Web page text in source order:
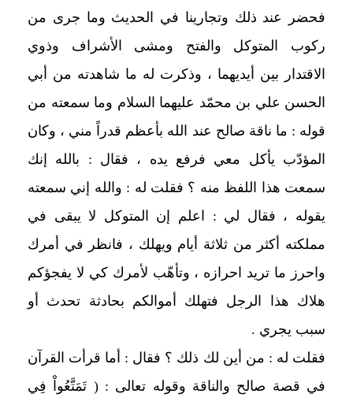
فحضر عند ذلك وتجارينا في الحديث وما جرى من
ركوب المتوكل والفتح ومشى الأشراف وذوي
الاقتدار بين أيديهما ، وذكرت له ما شاهدته من أبي
الحسن علي بن محمّد عليهما السلام وما سمعته من
قوله : ما ناقة صالح عند الله بأعظم قدراً مني ، وكان
المؤدّب يأكل معي فرفع يده ، فقال : بالله إنك
سمعت هذا اللفظ منه ؟ فقلت له : والله إني سمعته
يقوله ، فقال لي : اعلم إن المتوكل لا يبقى في
مملكته أكثر من ثلاثة أيام ويهلك ، فانظر في أمرك
واحرز ما تريد احرازه ، وتأهّب لأمرك كي لا يفجؤكم
هلاك هذا الرجل فتهلك أموالكم بحادثة تحدث أو
سبب يجري .
فقلت له : من أين لك ذلك ؟ فقال : أما قرأت القرآن
في قصة صالح والناقة وقوله تعالى : ( تَمَتَّعُواْ فِي